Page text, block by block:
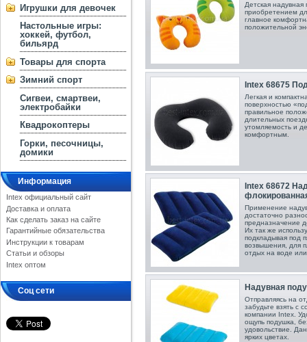
Игрушки для девочек
Настольные игры:
хоккей, футбол,
бильярд
Товары для спорта
Зимний спорт
Сигвеи, смартвеи,
электробайки
Квадрокоптеры
Горки, песочницы,
домики
Информация
Intex официальный сайт
Доставка и оплата
Как сделать заказ на сайте
Гарантийные обязательства
Инструкции к товарам
Статьи и обзоры
Intex оптом
Соц сети
Детская
приобретением
главное
положительной
Intex 68675
Легкая и
поверхностью
правильное
длительных
утомляемость и
комфортным.
Intex 68672
Применение
достаточно
предназначение
Их так же
подкладывая под
возвышения, для
отдых на воде
Надувная
Отправляясь на
забудьте взять с
компании Intex.
ощупь подушка,
удовольствие.
ярких цветах.